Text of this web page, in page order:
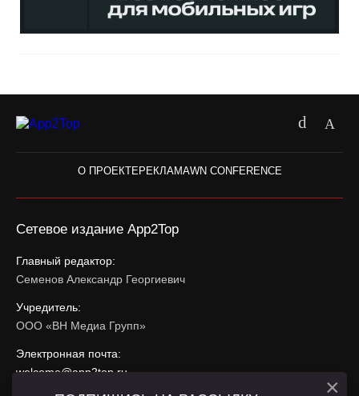
О ПРОЕКТЕРЕКЛАМАWN CONFERENCE
Сетевое издание App2Top
Главный редактор:
Семенов Александр Георгиевич
Учредитель:
ООО «ВН Медиа Групп»
Электронная почта:
welcome@app2top.ru
×